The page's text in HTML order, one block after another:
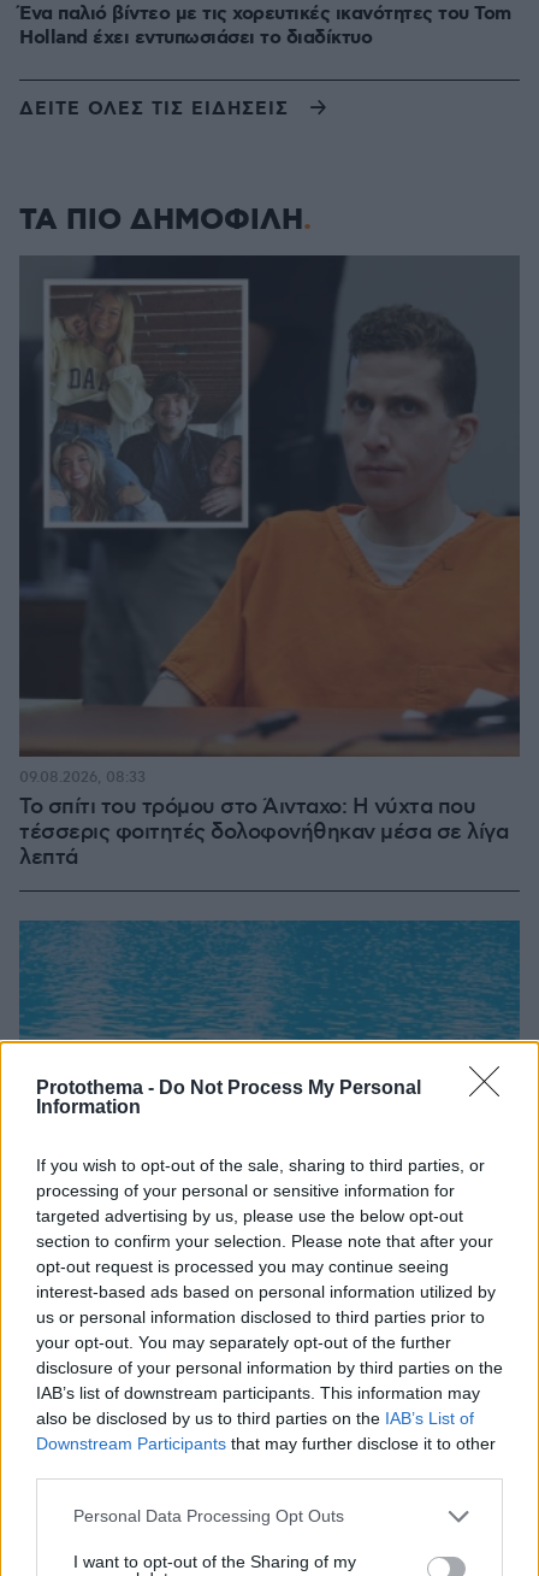
Protothema - Do Not Process My Personal
Information
If you wish to opt-out of the sale, sharing to third parties, or
processing of your personal or sensitive information for
targeted advertising by us, please use the below opt-out
section to confirm your selection. Please note that after your
opt-out request is processed you may continue seeing
interest-based ads based on personal information utilized by
us or personal information disclosed to third parties prior to
your opt-out. You may separately opt-out of the further
disclosure of your personal information by third parties on the
IAB’s list of downstream participants. This information may
also be disclosed by us to third parties on the IAB’s List of
Downstream Participants that may further disclose it to other
Please note that this website/app uses one or more Google
not limited to your visit or usage behaviour. You may click to
Personal Data Processing Opt Outs
I want to opt-out of the Sharing of my
Ένα παλιό βίντεο με τις χορευτικές ικανότητες του Tom
Holland έχει εντυπωσιάσει το διαδίκτυο
ΔΕΙΤΕ ΟΛΕΣ ΤΙΣ ΕΙΔΗΣΕΙΣ
ΤΑ ΠΙΟ ΔΗΜΟΦΙΛΗ
Το σπίτι του τρόμου στο Άινταχο: Η νύχτα που
τέσσερις φοιτητές δολοφονήθηκαν μέσα σε λίγα
λεπτά
09.08.2026, 08:33
Χωρίς ναυαγοσώστη ήταν το beach bar στην Πάρο
πισίνας: Το χρονικό της τραγωδίας
09.08.2026, 09:28